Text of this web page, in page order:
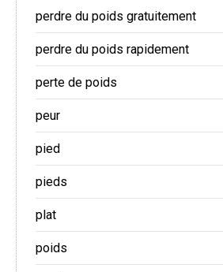
perdre du poids gratuitement
perdre du poids rapidement
perte de poids
peur
pied
pieds
plat
poids